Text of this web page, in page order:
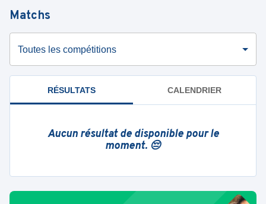
Matchs
Toutes les compétitions
RÉSULTATS CALENDRIER
Aucun résultat de disponible pour le
moment. 😔